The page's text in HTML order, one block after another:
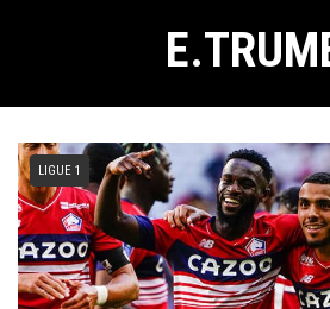
LIGUE 1